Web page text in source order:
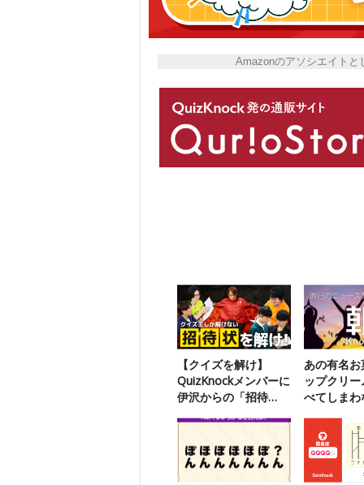
Amazonのアソシエイトと
【クイズを解け】
QuizKnockメンバーに
伊沢からの「招待
す
あの有名
ップクリ
べてしま